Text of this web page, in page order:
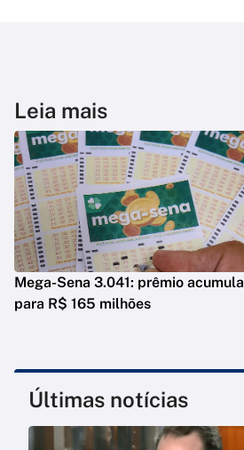
Leia mais
Mega-Sena 3.041: prêmio acumula
para R$ 165 milhões
Últimas notícias